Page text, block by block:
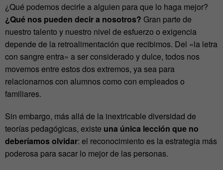
¿Qué podemos decirle a alguien para que lo haga mejor?
¿Qué nos pueden decir a nosotros? Gran parte de
nuestro talento y nuestro nivel de esfuerzo o exigencia
depende de la retroalimentación que recibimos. Del «la letra
con sangre entra» a ser considerado y dulce, todos nos
movemos entre estos dos extremos, ya sea para
relacionarnos con alumnos como con empleados o
familiares.
Sin embargo, más allá de la inextricable diversidad de
teorías pedagógicas, existe una única lección que no
deberíamos olvidar: el reconocimiento es la estrategia más
poderosa para sacar lo mejor de las personas.